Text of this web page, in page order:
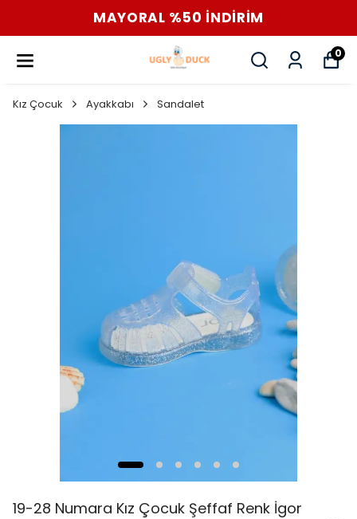
MAYORAL %50 İNDİRİM
0
Kız Çocuk Ayakkabı Sandalet
19-28 Numara Kız Çocuk Şeffaf Renk İgor